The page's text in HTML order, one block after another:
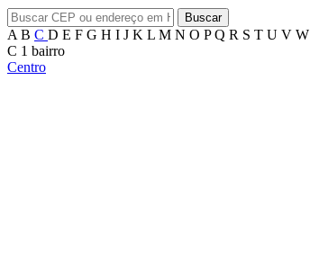
Buscar
A B C D E F G H I J K L M N O PQ R S T U V W
C 1 bairro
Centro